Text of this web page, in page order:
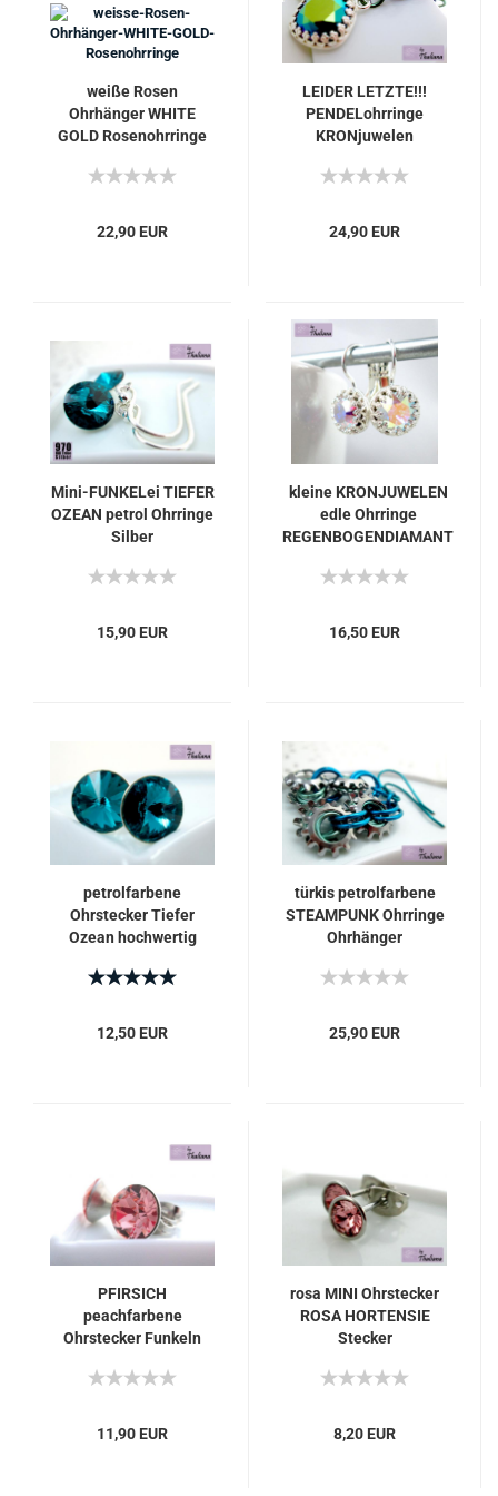
weiße Rosen
Ohrhänger WHITE
GOLD Rosenohrringe
22,90 EUR
LEIDER LETZTE!!!
PENDELohrringe
KRONjuwelen
24,90 EUR
Mini-FUNKELei TIEFER
OZEAN petrol Ohrringe
Silber
15,90 EUR
kleine KRONJUWELEN
edle Ohrringe
REGENBOGENDIAMANT
16,50 EUR
petrolfarbene
Ohrstecker Tiefer
Ozean hochwertig
12,50 EUR
türkis petrolfarbene
STEAMPUNK Ohrringe
Ohrhänger
25,90 EUR
PFIRSICH
peachfarbene
Ohrstecker Funkeln
11,90 EUR
rosa MINI Ohrstecker
ROSA HORTENSIE
Stecker
8,20 EUR